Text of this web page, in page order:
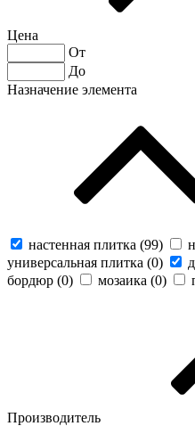
Цена
От
До
Назначение элемента
настенная плитка (99)
универсальная плитка (0)
бордюр (0) мозаика (0)
Производитель